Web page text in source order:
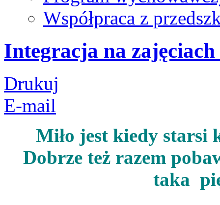
Współpraca z
Integracja na
Drukuj
E-mail
Miło jest kiedy starsi
Dobrze też razem
taka